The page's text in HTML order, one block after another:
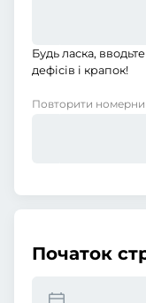
Будь ласка,
дефісів і крапок!
Повторити
Початок